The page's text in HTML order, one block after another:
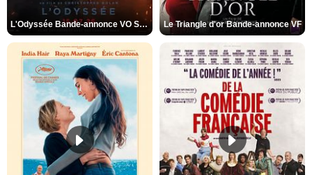
L'Odyssée Bande-annonce VO STFR Le Triangle d'or Bande-annonce VF